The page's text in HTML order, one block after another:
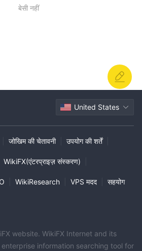
बेसी नहीं
United States
जोखिम की चेतावनी उपयोग की शर्तें
WikiFX(एंटरप्राइज़ संस्करण)
WikiResearch VPS मदद सहयोग
website. WikiFX Internet and its
information searching tool for